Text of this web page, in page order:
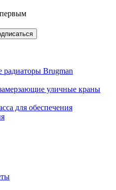
Brugman
уличные краны
для обеспечения